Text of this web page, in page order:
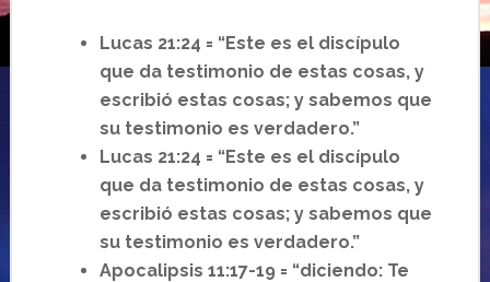
Lucas 21:24 = “Este es el discípulo
que da testimonio de estas cosas, y
escribió estas cosas; y sabemos que
su testimonio es verdadero.”
Lucas 21:24 = “Este es el discípulo
que da testimonio de estas cosas, y
escribió estas cosas; y sabemos que
su testimonio es verdadero.”
Apocalipsis 11:17-19 = “diciendo: Te